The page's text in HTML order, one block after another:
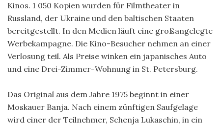
Kinos. 1 050 Kopien wurden für Filmtheater in
Russland, der Ukraine und den baltischen Staaten
bereitgestellt. In den Medien läuft eine großangelegte
Werbekampagne. Die Kino-Besucher nehmen an einer
Verlosung teil. Als Preise winken ein japanisches Auto
und eine Drei-Zimmer-Wohnung in St. Petersburg.
Das Original aus dem Jahre 1975 beginnt in einer
Moskauer Banja. Nach einem zünftigen Saufgelage
wird einer der Teilnehmer, Schenja Lukaschin, in ein